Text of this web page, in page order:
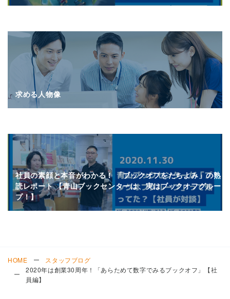
求める人物像
社員の素顔と本音がわかる！ 「ブックオフをたちよみ」の熟
読レポート 【青山ブックセンターは、実はブックオフグルー
プ！】
HOME
スタッフブログ
2020年は創業30周年！「あらためて数字でみるブックオフ」【社
員編】